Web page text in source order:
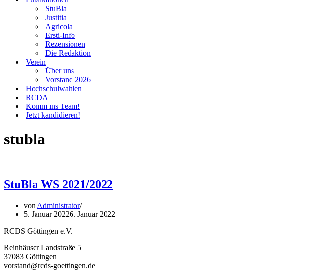
StuBla
Justitia
Agricola
Ersti-Info
Rezensionen
Die Redaktion
Verein
Über uns
Vorstand 2026
Hochschulwahlen
RCDA
Komm ins Team!
Jetzt kandidieren!
stubla
StuBla WS 2021/2022
von Administrator
5. Januar 20226. Januar 2022
RCDS Göttingen e.V.
Reinhäuser Landstraße 5
37083 Göttingen
vorstand@rcds-goettingen.de